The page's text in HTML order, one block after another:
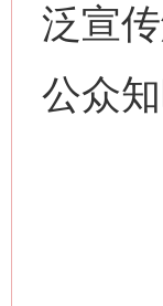
泛宣
公众